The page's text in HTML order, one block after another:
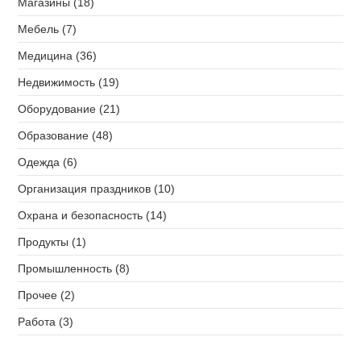
Мебель (7)
Медицина (36)
Недвижимость (19)
Оборудование (21)
Образование (48)
Одежда (6)
Организация праздников (10)
Охрана и безопасность (14)
Продукты (1)
Промышленность (8)
Прочее (2)
Работа (3)